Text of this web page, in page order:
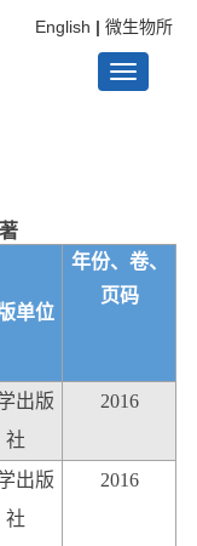
English | 微生物所
Toggle
单位
年份、卷、
页码
出版
社
2016
出版
社
2016